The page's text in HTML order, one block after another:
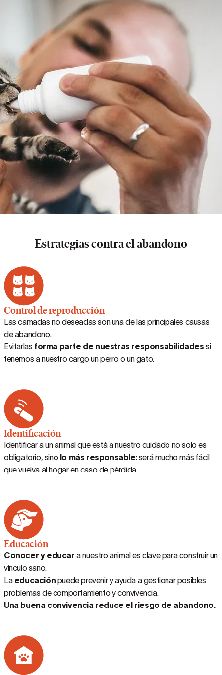
Estrategias contra el abandono
Control de reproducción
Las camadas no deseadas son una de las principales causas
de abandono.
Evitarlas forma parte de nuestras responsabilidades si
tenemos a nuestro cargo un perro o un gato.
Identificación
Identificar a un animal que está a nuestro cuidado no solo es
obligatorio, sino lo más responsable: será mucho más fácil
que vuelva al hogar en caso de pérdida.
Educación
Conocer y educar a nuestro animal es clave para construir un
vínculo sano.
La educación puede prevenir y ayuda a gestionar posibles
problemas de comportamiento y convivencia.
Una buena convivencia reduce el riesgo de abandono.